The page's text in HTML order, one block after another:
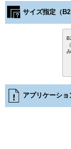
サイズ指定（B2
み
アプリケーシ